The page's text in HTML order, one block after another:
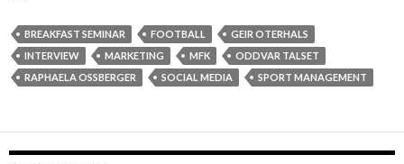
t
h
i
n
!
»
BREAKFAST SEMINAR FOOTBALL
GEIR OTERHALS
INTERVIEW
MARKETING MFK
ODDVAR TALSET
RAPHAELA OSSBERGER
SOCIAL MEDIA SPORT MANAGEMENT